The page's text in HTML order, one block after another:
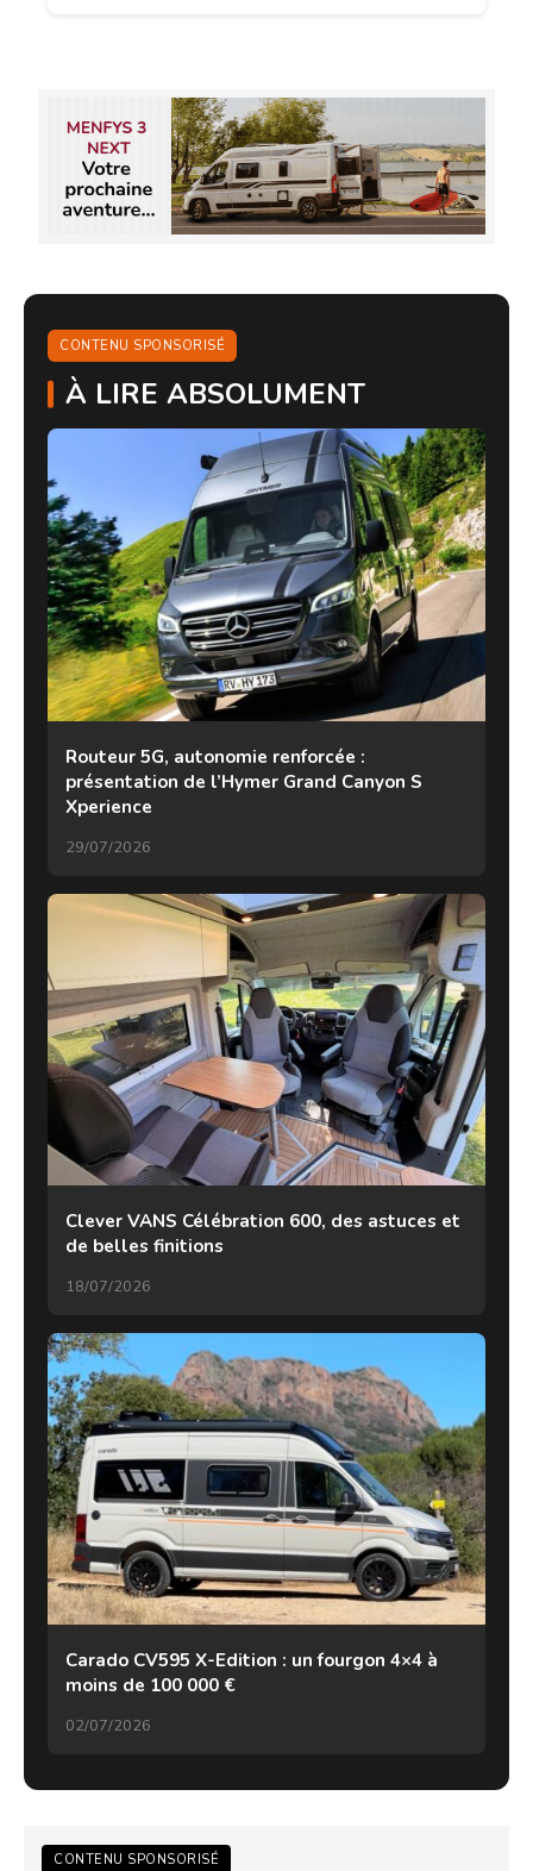
CONTENU SPONSORISÉ
À LIRE ABSOLUMENT
Routeur 5G, autonomie renforcée :
présentation de l’Hymer Grand Canyon S
Xperience
29/07/2026
Clever VANS Célébration 600, des astuces et
de belles finitions
18/07/2026
Carado CV595 X-Edition : un fourgon 4×4 à
moins de 100 000 €
02/07/2026
CONTENU SPONSORISÉ